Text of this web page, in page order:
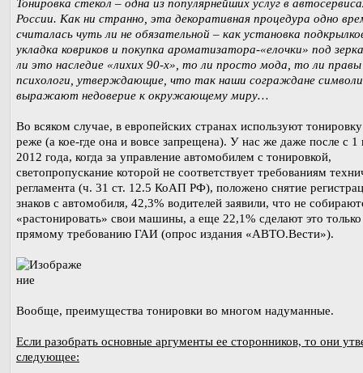
Тонировка стекол – одна из популярнейших услуг в
России. Как ни странно, эта декоративная процедура одно
считалась чуть ли не обязательной – как установка
укладка ковриков и покупка ароматизатора-«елочки» под
ли это наследие «лихих 90-х», то ли просто мода, то ли правы
психологи, утверждающие, что так наши сограждане
выражают недоверие к окружающему миру…
Во всяком случае, в европейских странах используют
реже (а кое-где она и вовсе запрещена). У нас же даже после с 1
2012 года, когда за управление автомобилем с тонировкой,
светопропускание которой не соответствует требованиям
регламента (ч. 31 ст. 12.5 КоАП РФ), положено снятие
знаков с автомобиля, 42,3% водителей заявили, что не
«растонировать» свои машины, а еще 22,1% сделают это
прямому требованию ГАИ (опрос издания «АВТО.Вести»).
Вообще, преимущества тонировки во многом надуманные.
Если разобрать основные аргументы ее сторонников, то они
следующее: